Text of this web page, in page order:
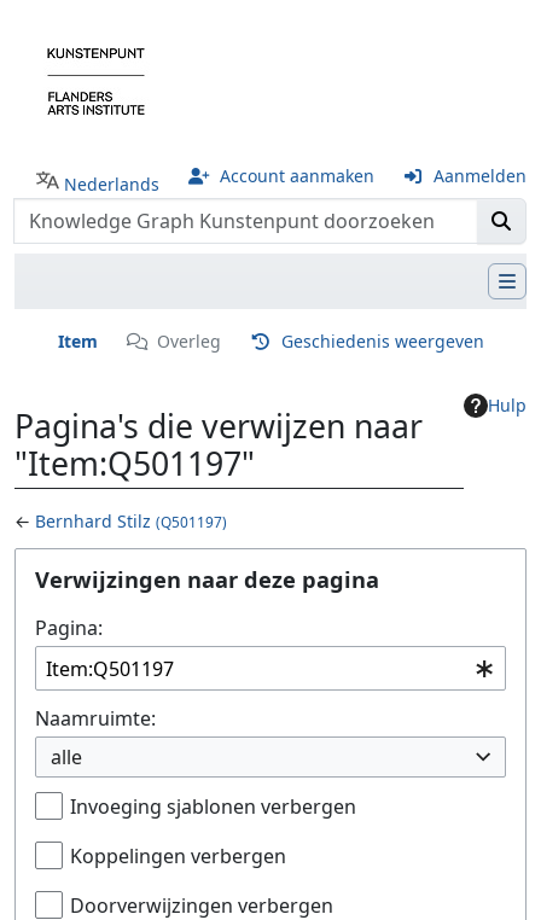
Nederlands Account aanmaken Aanmelden
Item Overleg Geschiedenis weergeven
Hulp
Pagina's die verwijzen naar
"Item:Q501197"
← Bernhard Stilz (Q501197)
Ga naar:navigatie,zoeken
Verwijzingen naar deze pagina
Pagina:
Naamruimte:
alle
Invoeging sjablonen verbergen
Koppelingen verbergen
Doorverwijzingen verbergen